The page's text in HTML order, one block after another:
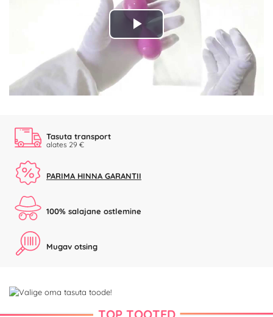
Play
Video
Tasuta transport
alates 29 €
PARIMA HINNA GARANTII
100% salajane ostlemine
Mugav otsing